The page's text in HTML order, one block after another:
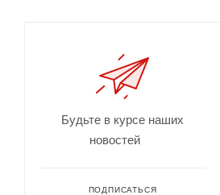
Будьте в курсе наших
новостей
ПОДПИСАТЬСЯ